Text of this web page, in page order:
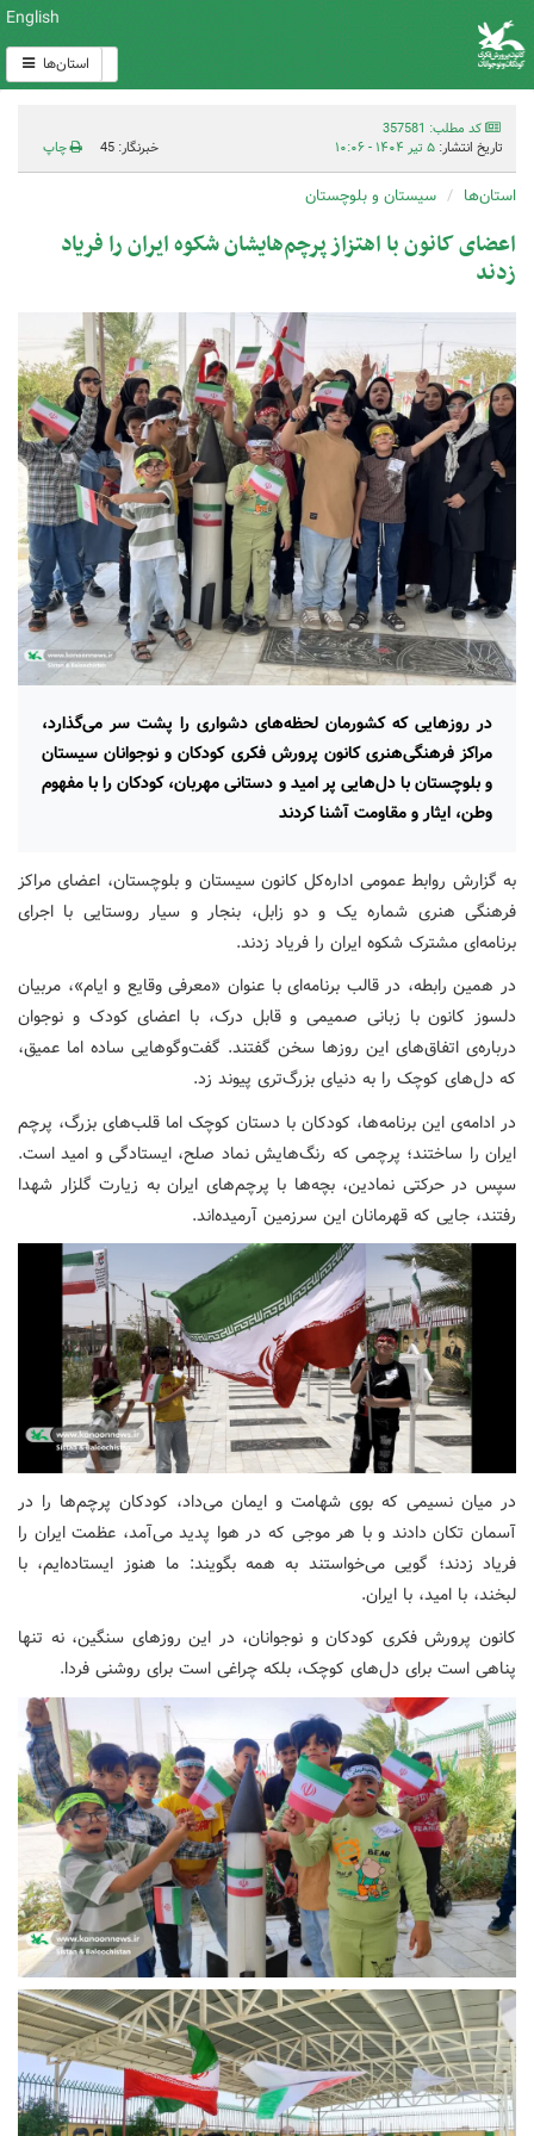
English
استان‌ها
کد مطلب: 357581
تاریخ انتشار: ۵ تیر ۱۴۰۴ - ۱۰:۰۶ خبرنگار: 45 چاپ
استان‌ها سیستان و بلوچستان
اعضای کانون با اهتزاز پرچم‌هایشان شکوه ایران را فریاد
زدند
در روزهایی که کشورمان لحظه‌های دشواری را پشت سر می‌گذارد،
مراکز فرهنگی‌هنری کانون پرورش فکری کودکان و نوجوانان سیستان
و بلوچستان با دل‌هایی پر امید و دستانی مهربان، کودکان را با مفهوم
وطن، ایثار و مقاومت آشنا کردند
به گزارش روابط عمومی اداره‌کل کانون سیستان و بلوچستان، اعضای مراکز
فرهنگی هنری شماره یک و دو زابل، بنجار و سیار روستایی با اجرای
برنامه‌ای مشترک شکوه ایران را فریاد زدند.
در همین رابطه، در قالب برنامه‌ای با عنوان «معرفی وقایع و ایام»، مربیان
دلسوز کانون با زبانی صمیمی و قابل درک، با اعضای کودک و نوجوان
درباره‌ی اتفاق‌های این روزها سخن گفتند. گفت‌وگوهایی ساده اما عمیق،
که دل‌های کوچک را به دنیای بزرگ‌تری پیوند زد.
در ادامه‌ی این برنامه‌ها، کودکان با دستان کوچک اما قلب‌های بزرگ، پرچم
ایران را ساختند؛ پرچمی که رنگ‌هایش نماد صلح، ایستادگی و امید است.
سپس در حرکتی نمادین، بچه‌ها با پرچم‌های ایران به زیارت گلزار شهدا
رفتند، جایی که قهرمانان این سرزمین آرمیده‌اند.
در میان نسیمی که بوی شهامت و ایمان می‌داد، کودکان پرچم‌ها را در
آسمان تکان دادند و با هر موجی که در هوا پدید می‌آمد، عظمت ایران را
فریاد زدند؛ گویی می‌خواستند به همه بگویند: ما هنوز ایستاده‌ایم، با
لبخند، با امید، با ایران.
کانون پرورش فکری کودکان و نوجوانان، در این روزهای سنگین، نه تنها
پناهی است برای دل‌های کوچک، بلکه چراغی است برای روشنی فردا.